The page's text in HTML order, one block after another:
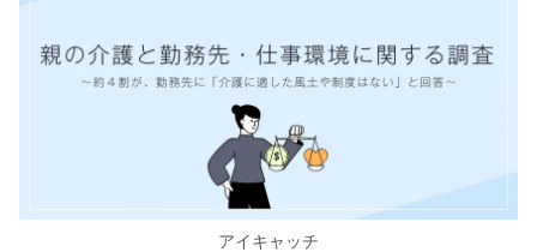
アイキャッチ